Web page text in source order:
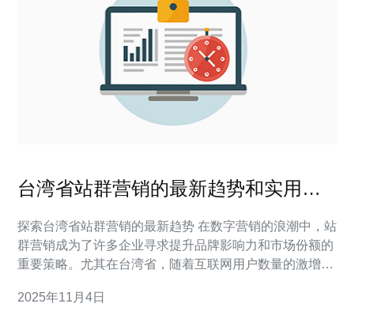
台湾省站群营销的最新趋势和实用技
探索台湾省站群营销的最新趋势 在数字营销的浪潮中，站
群营销成为了许多企业寻求提升品牌影响力和市场份额的
重要策略。尤其在台湾省，随着互联网用户数量的激增，
省站群营销的最新趋势和实用技巧，帮助您在竞争中脱颖
2025年11月4日